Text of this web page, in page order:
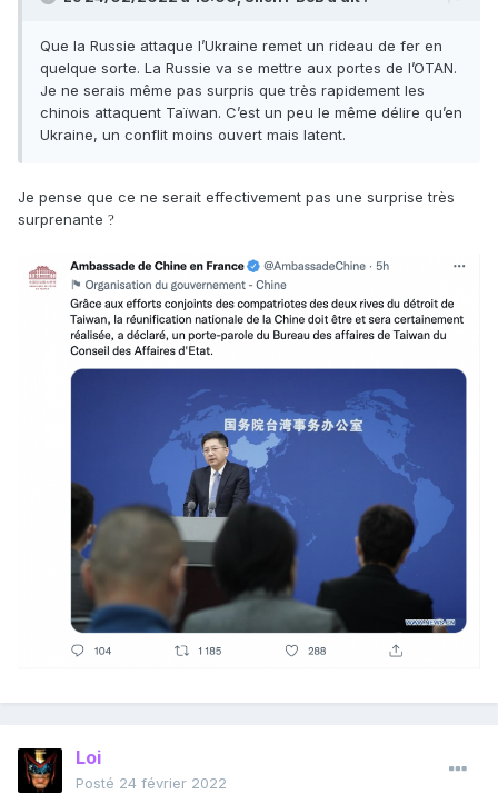
Que la Russie attaque l’Ukraine remet un rideau de fer en
quelque sorte. La Russie va se mettre aux portes de l’OTAN.
Je ne serais même pas surpris que très rapidement les
chinois attaquent Taïwan. C’est un peu le même délire qu’en
Ukraine, un conflit moins ouvert mais latent.
Je pense que ce ne serait effectivement pas une surprise très
surprenante ?
Loi
Posté 24 février 2022